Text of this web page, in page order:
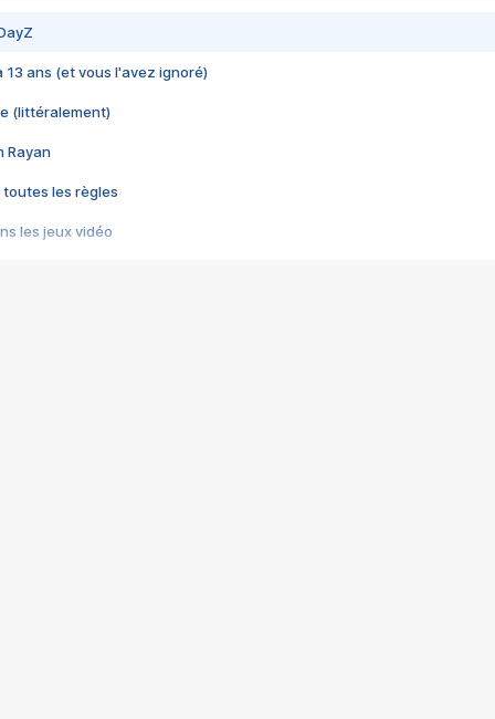
13 ans (et vous l'avez ignoré)
(littéralement)
Rayan
toutes les règles
les jeux vidéo